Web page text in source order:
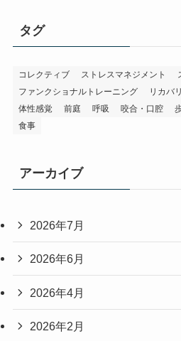
タグ
コレクティブ ストレスマネジメント
ファンクショナルトレーニング
リカバ
体性感覚
前庭 呼吸 咬合・口腔
食事
アーカイブ
2026年7月
2026年6月
2026年4月
2026年2月